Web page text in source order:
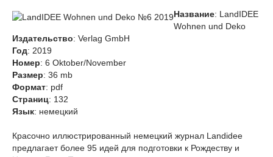
Название: LandIDEE
Wohnen und Deko
Издательство: Verlag GmbH
Год: 2019
Номер: 6 Oktober/November
Размер: 36 mb
Формат: pdf
Страниц: 132
Язык: немецкий
Красочно иллюстрированный немецкий журнал Landidee
предлагает более 95 идей для подготовки к Рождеству и